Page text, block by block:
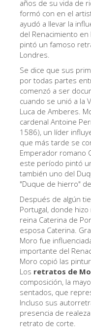
Los
Las
Otros
El
Jardín
La
años de su vida de
formó con en el
ayudó a llevar la
del Renacimiento
pintó un famoso
Londres.
Se dice que sus
por todas partes
comenzó a ser
cuando se unió a la
Luca de Amberes.
cardenal Antoine
1586), un líder
que más tarde se
Emperador romano
este período pintó
también uno del
"Duque de hierro"
Después de algún
Portugal, donde
reina Caterina de
esposa Caterina.
Moro fue
importante del
Moro copió las
Los retratos de
composición, la
sentados, que
Incluso sus
presencia de
retrato de corte.